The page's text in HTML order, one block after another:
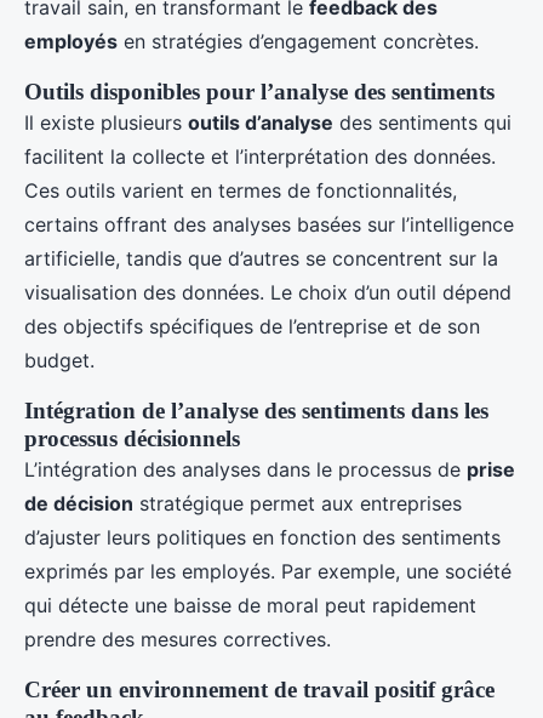
travail sain, en transformant le feedback des
employés en stratégies d’engagement concrètes.
Outils disponibles pour l’analyse des sentiments
Il existe plusieurs outils d’analyse des sentiments qui
facilitent la collecte et l’interprétation des données.
Ces outils varient en termes de fonctionnalités,
certains offrant des analyses basées sur l’intelligence
artificielle, tandis que d’autres se concentrent sur la
visualisation des données. Le choix d’un outil dépend
des objectifs spécifiques de l’entreprise et de son
budget.
Intégration de l’analyse des sentiments dans les
processus décisionnels
L’intégration des analyses dans le processus de prise
de décision stratégique permet aux entreprises
d’ajuster leurs politiques en fonction des sentiments
exprimés par les employés. Par exemple, une société
qui détecte une baisse de moral peut rapidement
prendre des mesures correctives.
Créer un environnement de travail positif grâce